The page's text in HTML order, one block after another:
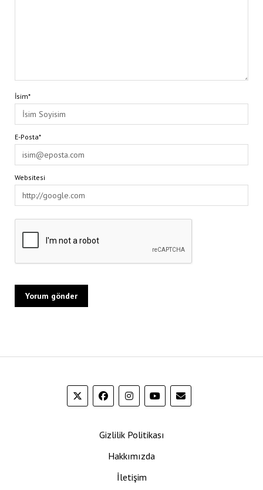
İsim*
E-Posta*
Websitesi
Gizlilik Politikası
Hakkımızda
İletişim